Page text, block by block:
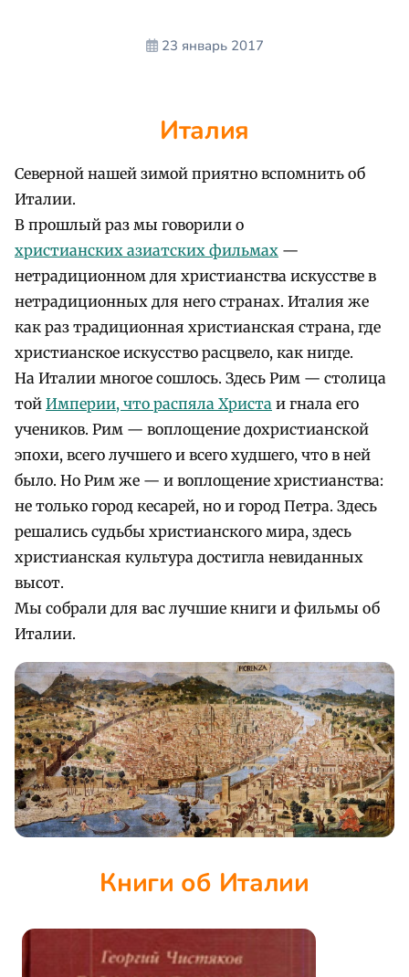
23 январь 2017
Италия
Северной нашей зимой приятно вспомнить об
Италии.
В прошлый раз мы говорили о
христианских азиатских фильмах —
нетрадиционном для христианства искусстве в
нетрадиционных для него странах. Италия же
как раз традиционная христианская страна, где
христианское искусство расцвело, как нигде.
На Италии многое сошлось. Здесь Рим — столица
той Империи, что распяла Христа и гнала его
учеников. Рим — воплощение дохристианской
эпохи, всего лучшего и всего худшего, что в ней
было. Но Рим же — и воплощение христианства:
не только город кесарей, но и город Петра. Здесь
решались судьбы христианского мира, здесь
христианская культура достигла невиданных
высот.
Мы собрали для вас лучшие книги и фильмы об
Италии.
Книги об Италии